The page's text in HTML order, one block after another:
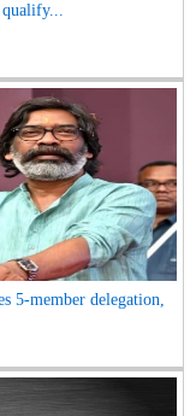
qualify...
5-member delegation,